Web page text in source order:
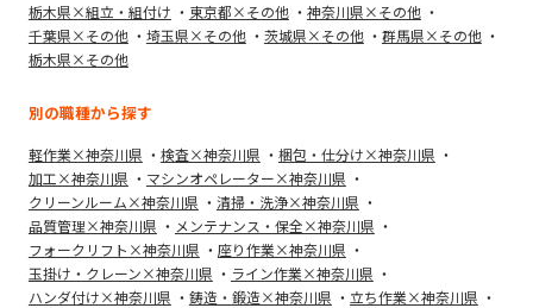
栃木県×組立・組付け
東京都×その他
神奈川県×その他
千葉県×その他
埼玉県×その他 茨城県×その他
群馬県×その他
栃木県×その他
別の職種から探す
軽作業×神奈川県 検査×神奈川県
梱包・仕分け×神奈川県
加工×神奈川県
マシンオペレーター×神奈川県
クリーンルーム×神奈川県
清掃・洗浄×神奈川県
品質管理×神奈川県
メンテナンス・保全×神奈川県
フォークリフト×神奈川県
座り作業×神奈川県
玉掛け・クレーン×神奈川県
ライン作業×神奈川県
ハンダ付け×神奈川県
鋳造・鍛造×神奈川県
立ち作業×神奈川県